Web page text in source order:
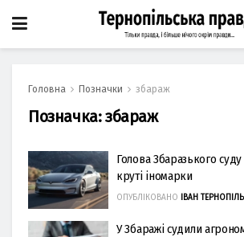
Головна Позначки збараж
Позначка:збараж
Голова Збаразького
круті іномарки
ОПУБЛІКОВАНО ІВАН
У Збаражі судили